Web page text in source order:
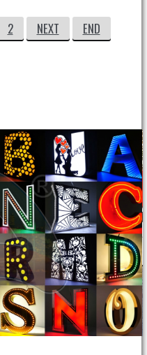
2 NEXT END